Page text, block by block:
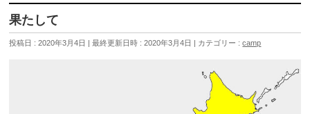
果たして
投稿日 : 2020年3月4日 最終更新日時 : 2020年3月4日 カテゴリー :camp